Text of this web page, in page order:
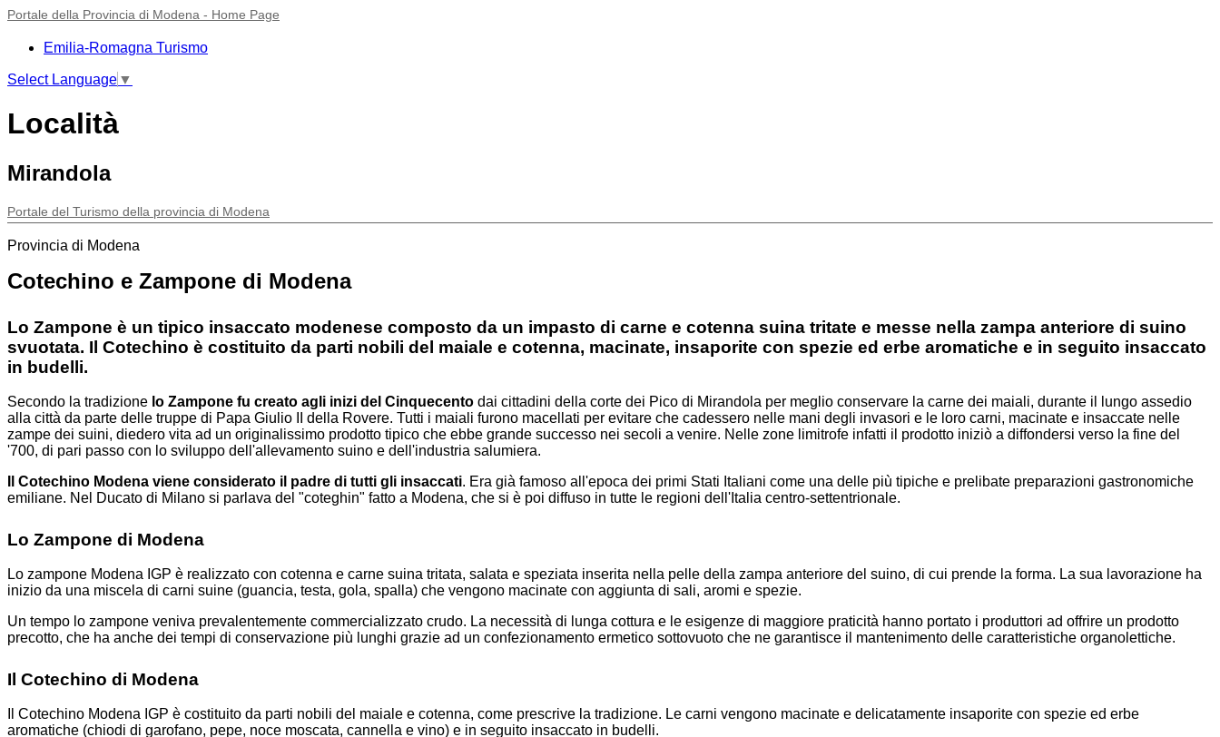
Portale della Provincia di Modena - Home Page
Emilia-Romagna Turismo
Select Language ▼
Località
Mirandola
Portale del Turismo della provincia di Modena
Provincia di Modena
Cotechino e Zampone di Modena
Lo Zampone è un tipico insaccato modenese composto da un impasto di carne e cotenna suina tritate e messe nella zampa anteriore di suino
svuotata. Il Cotechino è costituito da parti nobili del maiale e cotenna, macinate, insaporite con spezie ed erbe aromatiche e in seguito insaccato
in budelli.
Secondo la tradizione lo Zampone fu creato agli inizi del Cinquecento dai cittadini della corte dei Pico di Mirandola per meglio conservare la carne dei maiali, durante il lungo assedio
alla città da parte delle truppe di Papa Giulio II della Rovere. Tutti i maiali furono macellati per evitare che cadessero nelle mani degli invasori e le loro carni, macinate e insaccate nelle
zampe dei suini, diedero vita ad un originalissimo prodotto tipico che ebbe grande successo nei secoli a venire. Nelle zone limitrofe infatti il prodotto iniziò a diffondersi verso la fine del
'700, di pari passo con lo sviluppo dell'allevamento suino e dell'industria salumiera.
Il Cotechino Modena viene considerato il padre di tutti gli insaccati. Era già famoso all'epoca dei primi Stati Italiani come una delle più tipiche e prelibate preparazioni gastronomiche
emiliane. Nel Ducato di Milano si parlava del "coteghin" fatto a Modena, che si è poi diffuso in tutte le regioni dell'Italia centro-settentrionale.
Lo Zampone di Modena
Lo zampone Modena IGP è realizzato con cotenna e carne suina tritata, salata e speziata inserita nella pelle della zampa anteriore del suino, di cui prende la forma. La sua lavorazione ha
inizio da una miscela di carni suine (guancia, testa, gola, spalla) che vengono macinate con aggiunta di sali, aromi e spezie.
Un tempo lo zampone veniva prevalentemente commercializzato crudo. La necessità di lunga cottura e le esigenze di maggiore praticità hanno portato i produttori ad offrire un prodotto
precotto, che ha anche dei tempi di conservazione più lunghi grazie ad un confezionamento ermetico sottovuoto che ne garantisce il mantenimento delle caratteristiche organolettiche.
Il Cotechino di Modena
Il Cotechino Modena IGP è costituito da parti nobili del maiale e cotenna, come prescrive la tradizione. Le carni vengono macinate e delicatamente insaporite con spezie ed erbe
aromatiche (chiodi di garofano, pepe, noce moscata, cannella e vino) e in seguito insaccato in budelli.